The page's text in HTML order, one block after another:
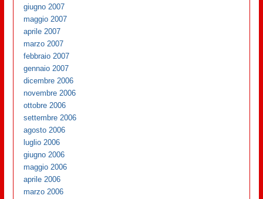
giugno 2007
maggio 2007
aprile 2007
marzo 2007
febbraio 2007
gennaio 2007
dicembre 2006
novembre 2006
ottobre 2006
settembre 2006
agosto 2006
luglio 2006
giugno 2006
maggio 2006
aprile 2006
marzo 2006